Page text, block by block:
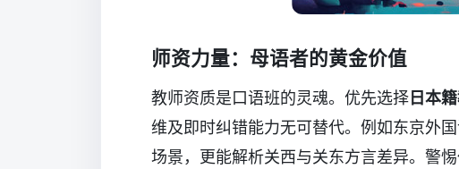
师资力量：母语者的黄金价值
教师资质是口语班的灵魂。优先选择 日本
维及即时纠错能力无可替代。例如东京外
场景，更能解析关西与关东方言差异。警